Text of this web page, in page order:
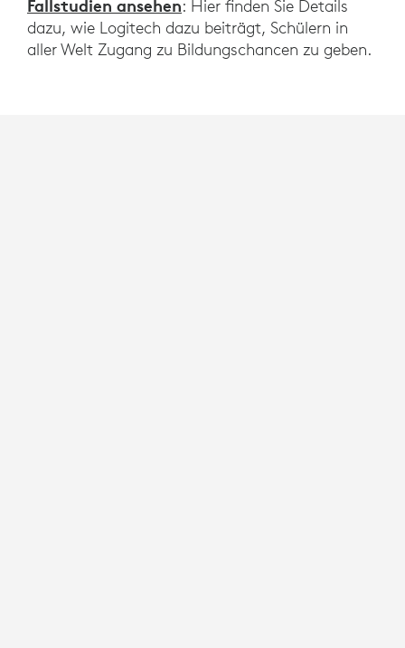
Fallstudien ansehen: Hier finden Sie Details
dazu, wie Logitech dazu beiträgt, Schülern in
aller Welt Zugang zu Bildungschancen zu geben.